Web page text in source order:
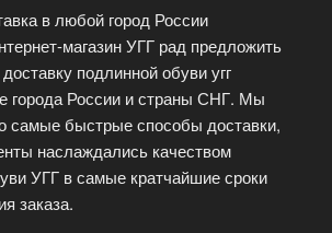
в любой город России
магазин УГГ рад предложить
подлинной обуви угг
города России и страны СНГ. Мы
самые быстрые способы доставки,
наслаждались качеством
УГГ в самые кратчайшие сроки
заказа.